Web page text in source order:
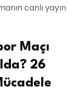
canlı yayın
Maçı
26